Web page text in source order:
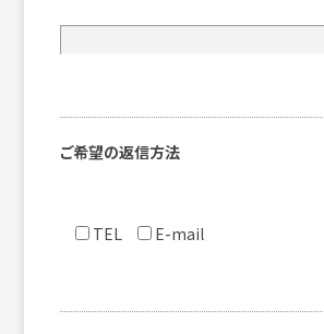
ご希望の返信方法
TEL E-mail